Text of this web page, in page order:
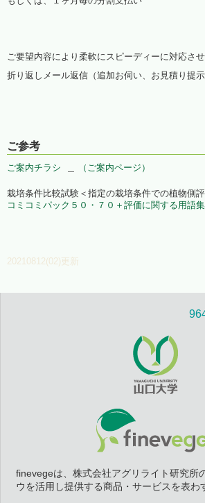
ご要望内容により柔軟にスピーディーに対応させ
折り返しメール返信（追加お伺い、お見積り提
ご参考
ご案内チラシ （ご案内ページ）
栽培条件比較試験＜指定の栽培条件での植物側評
コミコミパック５０・７０＋評価に関する用語集
20210812(02)更新
finevegeは、株式会社アグリライト研究所
ウを活用し提供する商品・サービスを表わ